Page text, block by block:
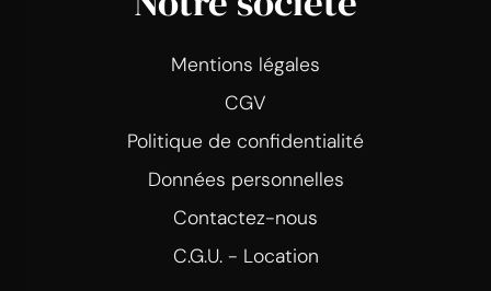
Mentions légales
CGV
Politique de confidentialité
Données personnelles
Contactez-nous
C.G.U. - Location